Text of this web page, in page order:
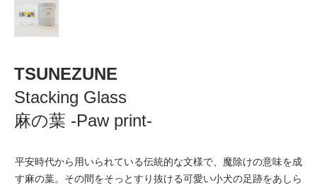
TSUNEZUNE
Stacking Glass
麻の葉 -Paw print-
平安時代から用いられている伝統的な文様で、魔除けの意味を成
す麻の葉。その間をそっとすり抜ける可愛い小犬の足跡をあしら